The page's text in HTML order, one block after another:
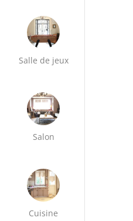
Salle de jeux
Salon
Cuisine